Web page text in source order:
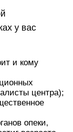
у вас
и кому
центра);
опеки,